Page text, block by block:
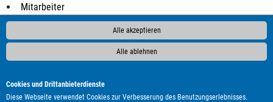
Alle akzeptieren
Alle ablehnen
Cookies und Drittanbieterdienste
Diese Webseite verwendet Cookies zur Verbesserung des Benutzungserlebnisses.
Mitarbeiter
Anfahrt
Als Autohändler bieten wir Ihnen in unserem Automarkt